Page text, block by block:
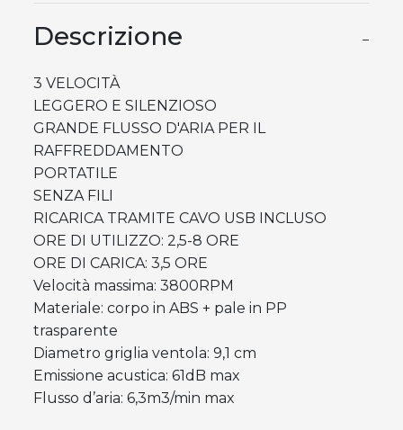
Descrizione −
3 VELOCITÀ
LEGGERO E SILENZIOSO
GRANDE FLUSSO D'ARIA PER IL
RAFFREDDAMENTO
PORTATILE
SENZA FILI
RICARICA TRAMITE CAVO USB INCLUSO
ORE DI UTILIZZO: 2,5-8 ORE
ORE DI CARICA: 3,5 ORE
Velocità massima: 3800RPM
Materiale: corpo in ABS + pale in PP
trasparente
Diametro griglia ventola: 9,1 cm
Emissione acustica: 61dB max
Flusso d’aria: 6,3m3/min max